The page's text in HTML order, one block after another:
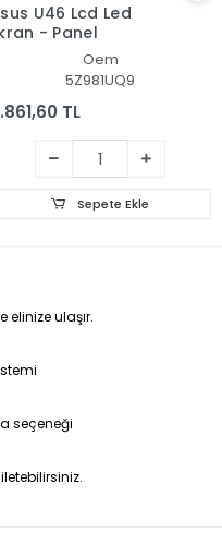
U46 Lcd Led
- Panel
Oem
5Z981UQ9
TL
Sepete Ekle
elinize ulaşır.
seçeneği